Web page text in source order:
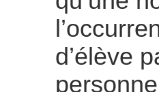
d’élève